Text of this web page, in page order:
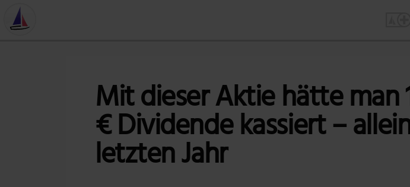
Mit dieser Aktie hätte man
€ Dividende kassiert –
letzten Jahr